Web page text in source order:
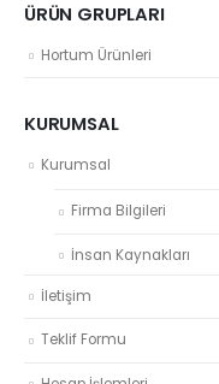
ÜRÜN GRUPLARI
Hortum Ürünleri
KURUMSAL
Kurumsal
Firma Bilgileri
İnsan Kaynakları
İletişim
Teklif Formu